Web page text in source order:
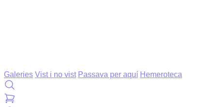
Galeries Vist i no vist Passava per aquí Hemeroteca